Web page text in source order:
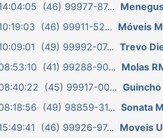
(46) 99977-87...
(46) 99911-52... Móveis
(49) 99992-07... Trevo
(41) 99288-90... Molas
(45) 99917-00...
(49) 98859-31... Sonata
(46) 99926-97... Moveis